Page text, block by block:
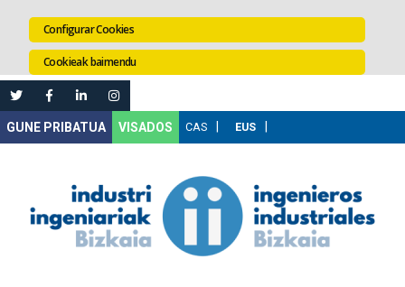
Configurar Cookies
Cookieak baimendu
VISADOS
Lanaren
Leihatila